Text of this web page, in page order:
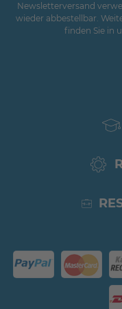
Newsletterversand
wieder abbestellbar.
finden Sie in